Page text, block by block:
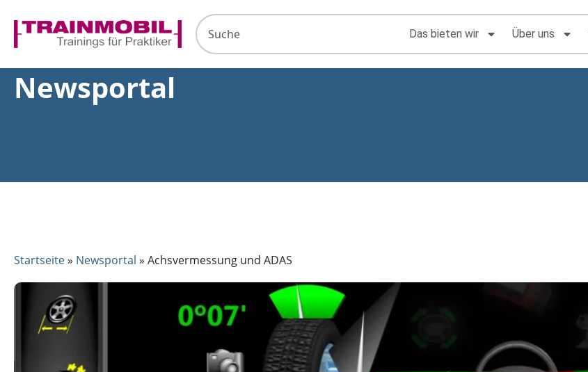
Das bieten wir Über uns
Newsportal
Startseite» Newsportal » Achsvermessung und ADAS